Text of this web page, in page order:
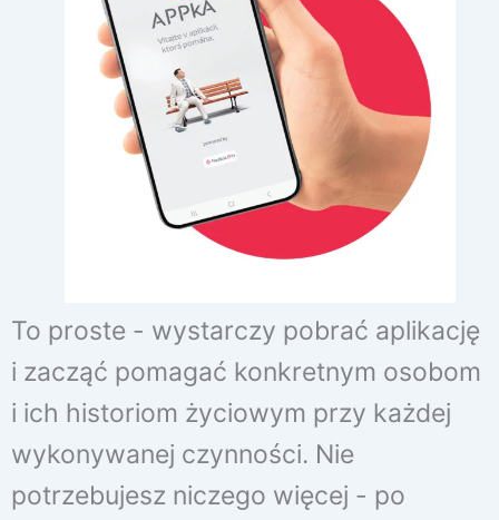
To proste - wystarczy pobrać aplikację
i zacząć pomagać konkretnym osobom
i ich historiom życiowym przy każdej
wykonywanej czynności. Nie
potrzebujesz niczego więcej - po